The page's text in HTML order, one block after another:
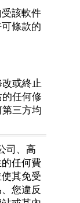
或終止
任何修
三方均
該軟件
條款的
司、高
任何費
其免受
您違反